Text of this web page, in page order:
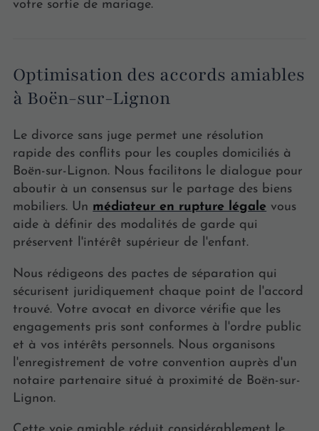
votre sortie de mariage.
Optimisation des accords amiables
à Boën-sur-Lignon
Le divorce sans juge permet une résolution
rapide des conflits pour les couples domiciliés à
Boën-sur-Lignon. Nous facilitons le dialogue pour
aboutir à un consensus sur le partage des biens
mobiliers. Un médiateur en rupture légale vous
aide à définir des modalités de garde qui
préservent l'intérêt supérieur de l'enfant.
Nous rédigeons des pactes de séparation qui
sécurisent juridiquement chaque point de l'accord
trouvé. Votre avocat en divorce vérifie que les
engagements pris sont conformes à l'ordre public
et à vos intérêts personnels. Nous organisons
l'enregistrement de votre convention auprès d'un
notaire partenaire situé à proximité de Boën-sur-
Lignon.